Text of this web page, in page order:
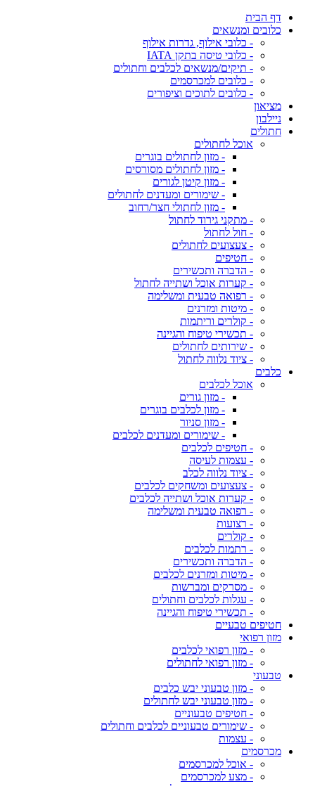
דף הבית
כלובים ומנשאים
- כלובי אילוף, גדרות אילוף
- כלובי טיסה בתקן IATA
- תיקים/מנשאים לכלבים וחתולים
- כלובים למכרסמים
- כלובים לתוכים וציפורים
מציאון
ניילבון
חתולים
אוכל לחתולים
- מזון לחתולים בוגרים
- מזון לחתולים מסורסים
- מזון קיטן לגורים
- שימורים ומעדנים לחתולים
- מזון לחתולי חצר/רחוב
- מתקני גירוד לחתול
- חול לחתול
- צעצועים לחתולים
- חטיפים
- הדברה ותכשירים
- קערות אוכל ושתייה לחתול
- רפואה טבעית ומשלימה
- מיטות ומזרנים
- קולרים וריתמות
- תכשירי טיפוח והגיינה
- שירותים לחתולים
- ציוד נלווה לחתול
כלבים
אוכל לכלבים
- מזון גורים
- מזון לכלבים בוגרים
- מזון סניור
- שימורים ומעדנים לכלבים
- חטיפים לכלבים
- עצמות לעיסה
- ציוד נלווה לכלב
- צעצועים ומשחקים לכלבים
- קערות אוכל ושתייה לכלבים
- רפואה טבעית ומשלימה
- רצועות
- קולרים
- רתמות לכלבים
- הדברה ותכשירים
- מיטות ומזרנים לכלבים
- מסרקים ומברשות
- עגלות לכלבים וחתולים
- תכשירי טיפוח והגיינה
חטיפים טבעיים
מזון רפואי
- מזון רפואי לכלבים
- מזון רפואי לחתולים
טבעוני
- מזון טבעוני יבש כלבים
- מזון טבעוני יבש לחתולים
- חטיפים טבעוניים
- שימורים טבעוניים לכלבים וחתולים
- עצמות
מכרסמים
- אוכל למכרסמים
- מצע למכרסמים